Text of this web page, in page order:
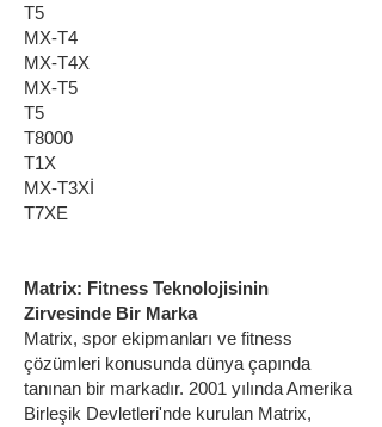
T5
MX-T4
MX-T4X
MX-T5
T5
T8000
T1X
MX-T3Xİ
T7XE
Matrix: Fitness Teknolojisinin
Zirvesinde Bir Marka
Matrix, spor ekipmanları ve fitness
çözümleri konusunda dünya çapında
tanınan bir markadır. 2001 yılında Amerika
Birleşik Devletleri'nde kurulan Matrix,